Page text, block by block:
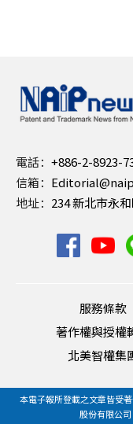
電話： +886-2-8923-
信箱：
地址： 234 新北市永
服務條款
著作權與授權
北美智權集
本電子報所登載之文章皆受
股份有限公